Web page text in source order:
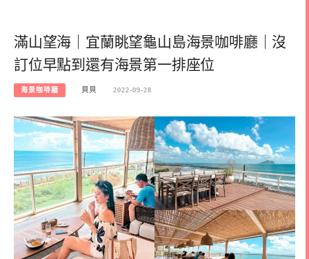
滿山望海｜宜蘭眺望龜山島海景咖啡廳｜沒
訂位早點到還有海景第一排座位
海景咖啡廳 貝貝 2022-09-28